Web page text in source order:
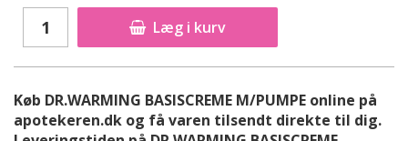
Læg i kurv
Køb DR.WARMING BASISCREME M/PUMPE online på
apotekeren.dk og få varen tilsendt direkte til dig.